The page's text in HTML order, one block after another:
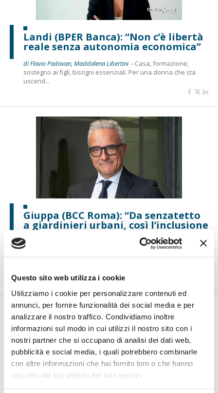
Questo sito web utilizza i cookie
Utilizziamo i cookie per personalizzare contenuti ed
annunci, per fornire funzionalità dei social media e per
analizzare il nostro traffico. Condividiamo inoltre
informazioni sul modo in cui utilizzi il nostro sito con i
nostri partner che si occupano di analisi dei dati web,
pubblicità e social media, i quali potrebbero combinarle
con altre informazioni che hai fornito loro o che hanno
raccolto dal tuo utilizzo dei loro servizi.
Landi (BPER Banca): “Non c’è libertà
reale senza autonomia economica”
di Flavio Padovan, Maddalena Libertini - Casa, formazione,
sostegno ai figli, bisogni essenziali. Per una donna che sta
uscend...
Giuppa (BCC Roma): “Da senzatetto
a giardinieri urbani, così l’inclusione
Restituire una
possibilità di lavoro a persone senza dimora e, nello stesso